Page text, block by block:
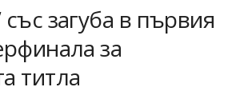
загуба в първия
за
титла